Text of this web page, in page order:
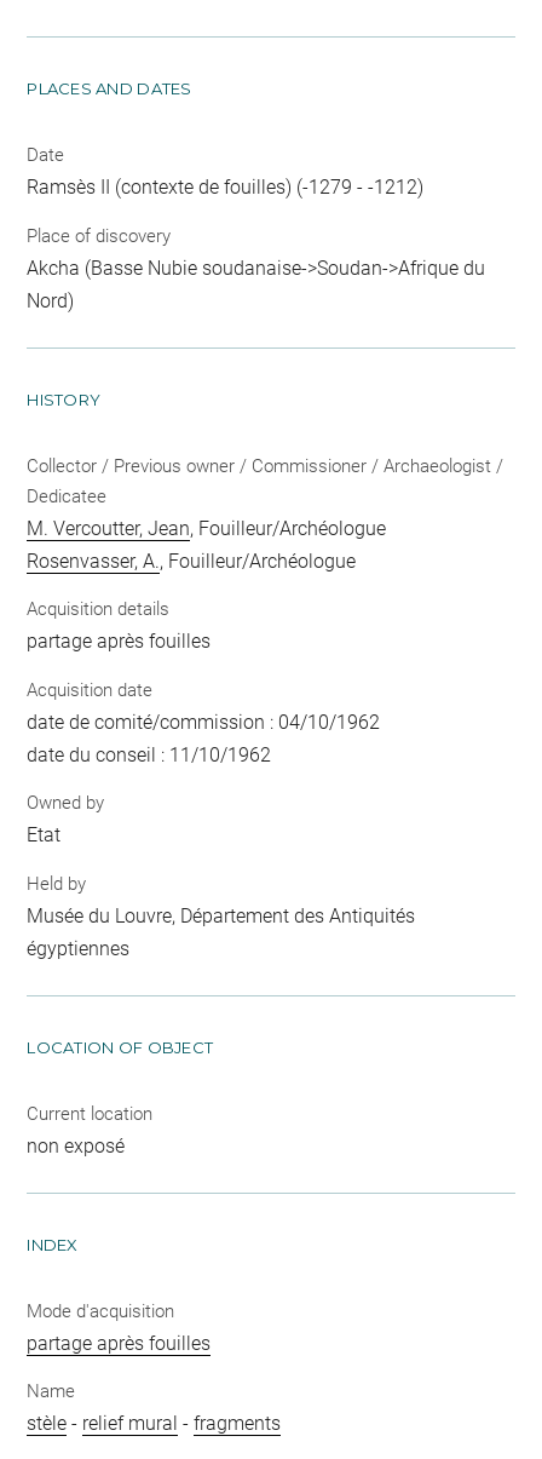
PLACES AND DATES
Date
Ramsès II (contexte de fouilles) (-1279 - -1212)
Place of discovery
Akcha (Basse Nubie soudanaise->Soudan->Afrique du
Nord)
HISTORY
Collector / Previous owner / Commissioner / Archaeologist /
Dedicatee
M. Vercoutter, Jean, Fouilleur/Archéologue
Rosenvasser, A., Fouilleur/Archéologue
Acquisition details
partage après fouilles
Acquisition date
date de comité/commission : 04/10/1962
date du conseil : 11/10/1962
Owned by
Etat
Held by
Musée du Louvre, Département des Antiquités
égyptiennes
LOCATION OF OBJECT
Current location
non exposé
INDEX
Mode d'acquisition
partage après fouilles
Name
stèle - relief mural -fragments